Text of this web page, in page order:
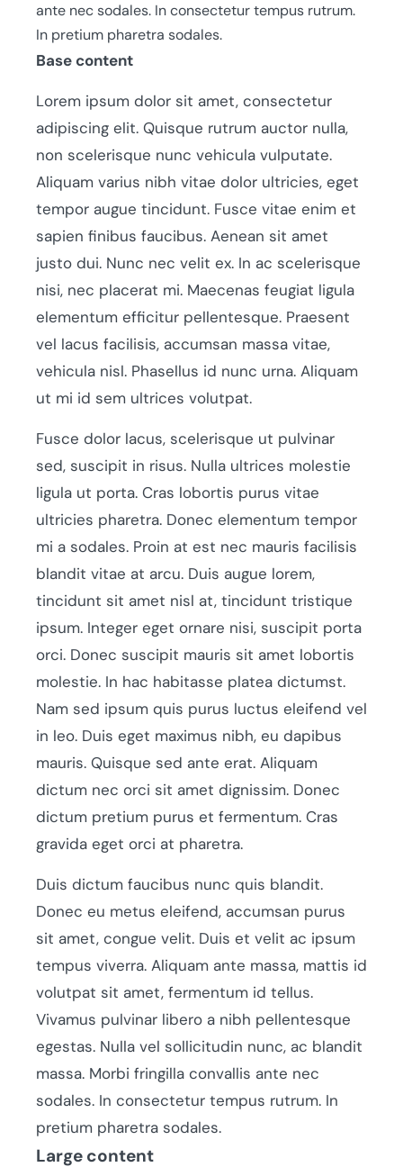
ante nec sodales. In consectetur tempus rutrum.
In pretium pharetra sodales.
Base content
Lorem ipsum dolor sit amet, consectetur
adipiscing elit. Quisque rutrum auctor nulla,
non scelerisque nunc vehicula vulputate.
Aliquam varius nibh vitae dolor ultricies, eget
tempor augue tincidunt. Fusce vitae enim et
sapien finibus faucibus. Aenean sit amet
justo dui. Nunc nec velit ex. In ac scelerisque
nisi, nec placerat mi. Maecenas feugiat ligula
elementum efficitur pellentesque. Praesent
vel lacus facilisis, accumsan massa vitae,
vehicula nisl. Phasellus id nunc urna. Aliquam
ut mi id sem ultrices volutpat.
Fusce dolor lacus, scelerisque ut pulvinar
sed, suscipit in risus. Nulla ultrices molestie
ligula ut porta. Cras lobortis purus vitae
ultricies pharetra. Donec elementum tempor
mi a sodales. Proin at est nec mauris facilisis
blandit vitae at arcu. Duis augue lorem,
tincidunt sit amet nisl at, tincidunt tristique
ipsum. Integer eget ornare nisi, suscipit porta
orci. Donec suscipit mauris sit amet lobortis
molestie. In hac habitasse platea dictumst.
Nam sed ipsum quis purus luctus eleifend vel
in leo. Duis eget maximus nibh, eu dapibus
mauris. Quisque sed ante erat. Aliquam
dictum nec orci sit amet dignissim. Donec
dictum pretium purus et fermentum. Cras
gravida eget orci at pharetra.
Duis dictum faucibus nunc quis blandit.
Donec eu metus eleifend, accumsan purus
sit amet, congue velit. Duis et velit ac ipsum
tempus viverra. Aliquam ante massa, mattis id
volutpat sit amet, fermentum id tellus.
Vivamus pulvinar libero a nibh pellentesque
egestas. Nulla vel sollicitudin nunc, ac blandit
massa. Morbi fringilla convallis ante nec
sodales. In consectetur tempus rutrum. In
pretium pharetra sodales.
Large content